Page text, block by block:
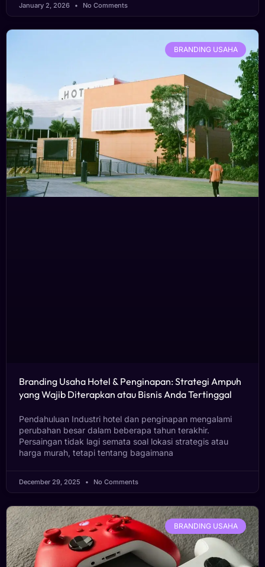
January 2, 2026 No Comments
BRANDING USAHA
Branding Usaha Hotel & Penginapan: Strategi Ampuh
yang Wajib Diterapkan atau Bisnis Anda Tertinggal
Pendahuluan Industri hotel dan penginapan mengalami
perubahan besar dalam beberapa tahun terakhir.
Persaingan tidak lagi semata soal lokasi strategis atau
harga murah, tetapi tentang bagaimana
December 29, 2025 No Comments
BRANDING USAHA